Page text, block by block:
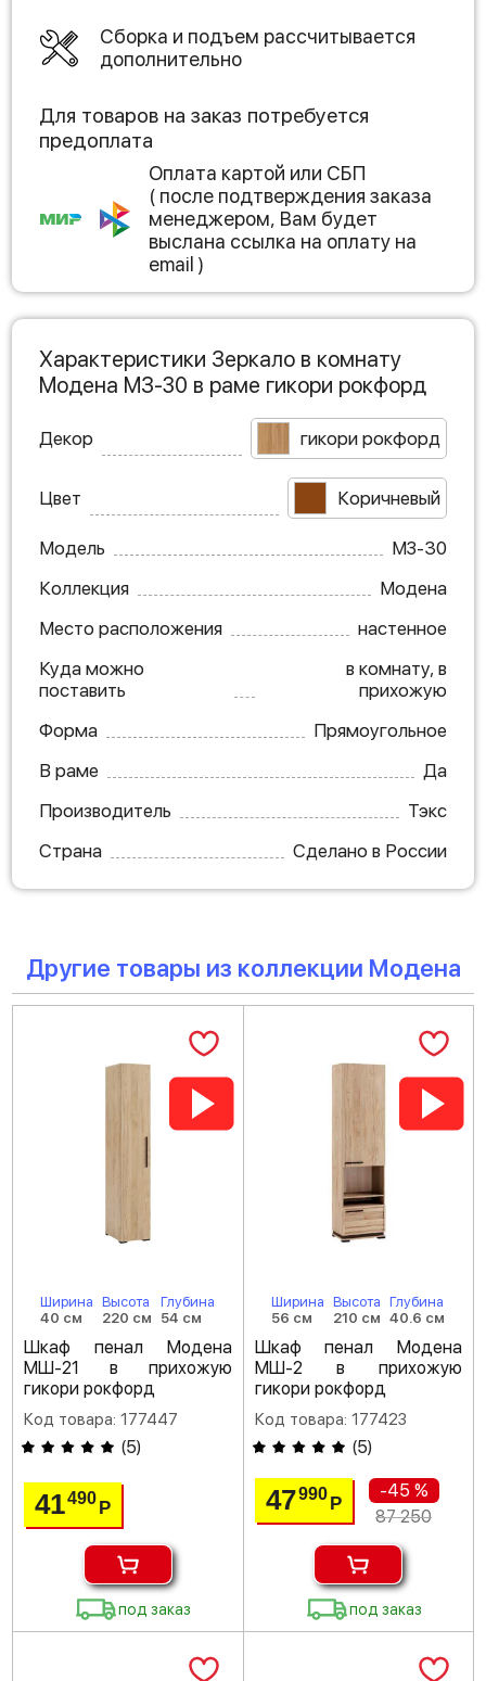
Сборка и подъем рассчитывается
дополнительно
Для товаров на заказ потребуется
предоплата
Оплата картой или СБП
( после подтверждения заказа
менеджером, Вам будет
выслана ссылка на оплату на
email )
Характеристики Зеркало в комнату
Модена МЗ-30 в раме гикори рокфорд
Декор гикори рокфорд
Цвет Коричневый
Модель
МЗ-30
Коллекция
Модена
Место расположения
настенное
Куда можно
поставить
в комнату, в
прихожую
Форма
Прямоугольное
В раме
Да
Производитель
Тэкс
Страна
Сделано в России
Другие товары из коллекции Модена
Ширина
40 см
Высота
220 см
Глубина
54 см
Шкаф пенал Модена
МШ-21 в прихожую
гикори рокфорд
Код товара: 177447
(5)
41490Р
под заказ
Ширина
56 см
Высота
210 см
Глубина
40.6 см
Шкаф пенал Модена
МШ-2 в прихожую
гикори рокфорд
Код товара: 177423
(5)
47990 Р
-45 %
87 250
под заказ